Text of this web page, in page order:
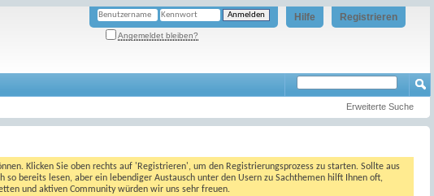
Registrieren
Hilfe
Angemeldet bleiben?
Erweiterte Suche
Klicken Sie oben rechts auf 'Registrieren', um den Registrierungsprozess zu starten. Sollte aus
so bereits lesen, aber ein lebendiger Austausch unter den Usern zu Sachthemen hilft Ihnen oft,
und aktiven Community würden wir uns sehr freuen.